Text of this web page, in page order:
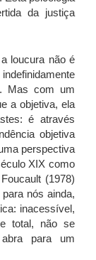
da justiça
loucura não é
Mas com um
a objetiva, ela
é através
objetiva
perspectiva
XIX como
(1978)
nós ainda,
inacessível,
total, não se
para um